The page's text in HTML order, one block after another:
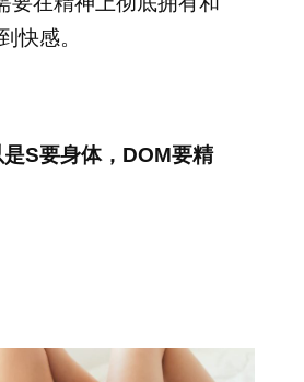
快感。
S要身体，DOM要精